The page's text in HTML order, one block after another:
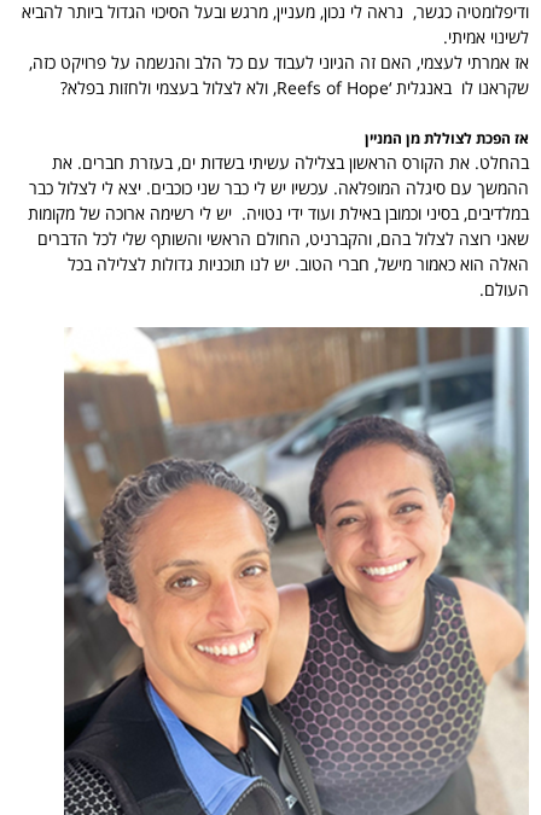
ודיפלומטיה כגשר, נראה לי נכון, מעניין, מרגש ובעל הסיכוי הגדול ביותר להביא
לשינוי אמיתי.
אז אמרתי לעצמי, האם זה הגיוני לעבוד עם כל הלב והנשמה על פרויקט כזה,
שקראנו לו באנגלית ‘Reefs of Hope, ולא לצלול בעצמי ולחזות בפלא?
אז הפכת לצוללת מן המניין
בהחלט. את הקורס הראשון בצלילה עשיתי בשדות ים, בעזרת חברים. את
ההמשך עם סיגלה המופלאה. עכשיו יש לי כבר שני כוכבים. יצא לי לצלול כבר
במלדיבים, בסיני וכמובן באילת ועוד ידי נטויה. יש לי רשימה ארוכה של מקומות
שאני רוצה לצלול בהם, והקברניט, החולם הראשי והשותף שלי לכל הדברים
האלה הוא כאמור מישל, חברי הטוב. יש לנו תוכניות גדולות לצלילה בכל
העולם.